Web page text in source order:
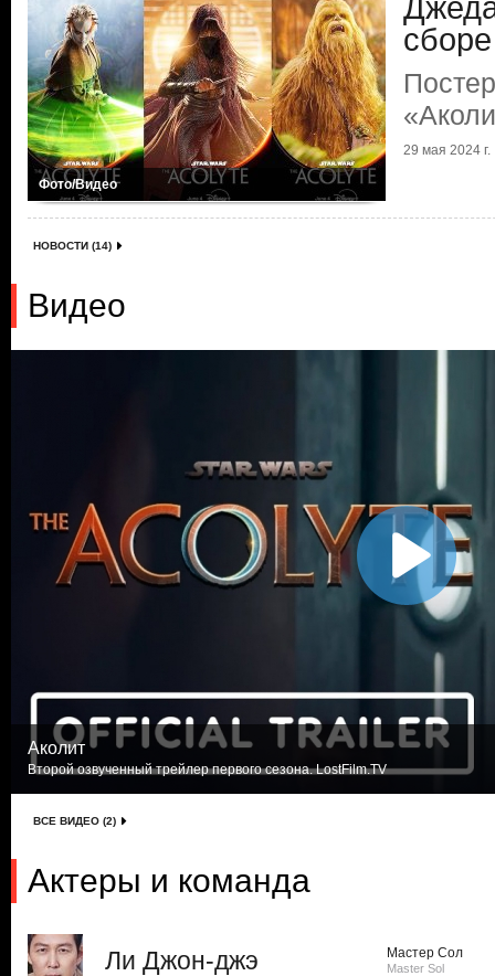
Фото/Видео
сборе
29 мая 2024 г.
НОВОСТИ (14)
Видео
Аколит
Второй озвученный трейлер первого сезона. LostFilm.TV
ВСЕ ВИДЕО (2)
Актеры и команда
Ли Джон-джэ Мастер Сол
Master Sol